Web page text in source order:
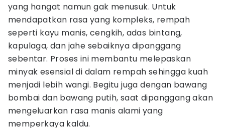
yang hangat namun gak menusuk. Untuk
mendapatkan rasa yang kompleks, rempah
seperti kayu manis, cengkih, adas bintang,
kapulaga, dan jahe sebaiknya dipanggang
sebentar. Proses ini membantu melepaskan
minyak esensial di dalam rempah sehingga kuah
menjadi lebih wangi. Begitu juga dengan bawang
bombai dan bawang putih, saat dipanggang akan
mengeluarkan rasa manis alami yang
memperkaya kaldu.